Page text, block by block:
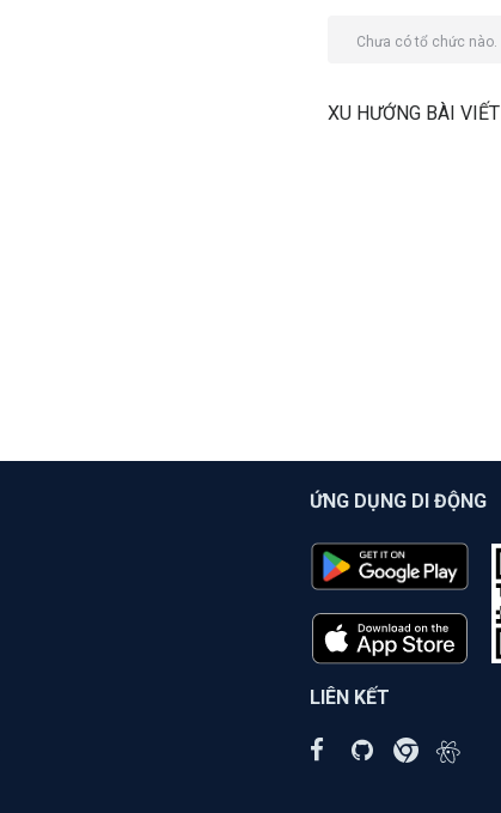
Chưa có tổ chức nào.
XU HƯỚNG BÀI VIẾT
ỨNG DỤNG DI ĐỘNG
LIÊN KẾT